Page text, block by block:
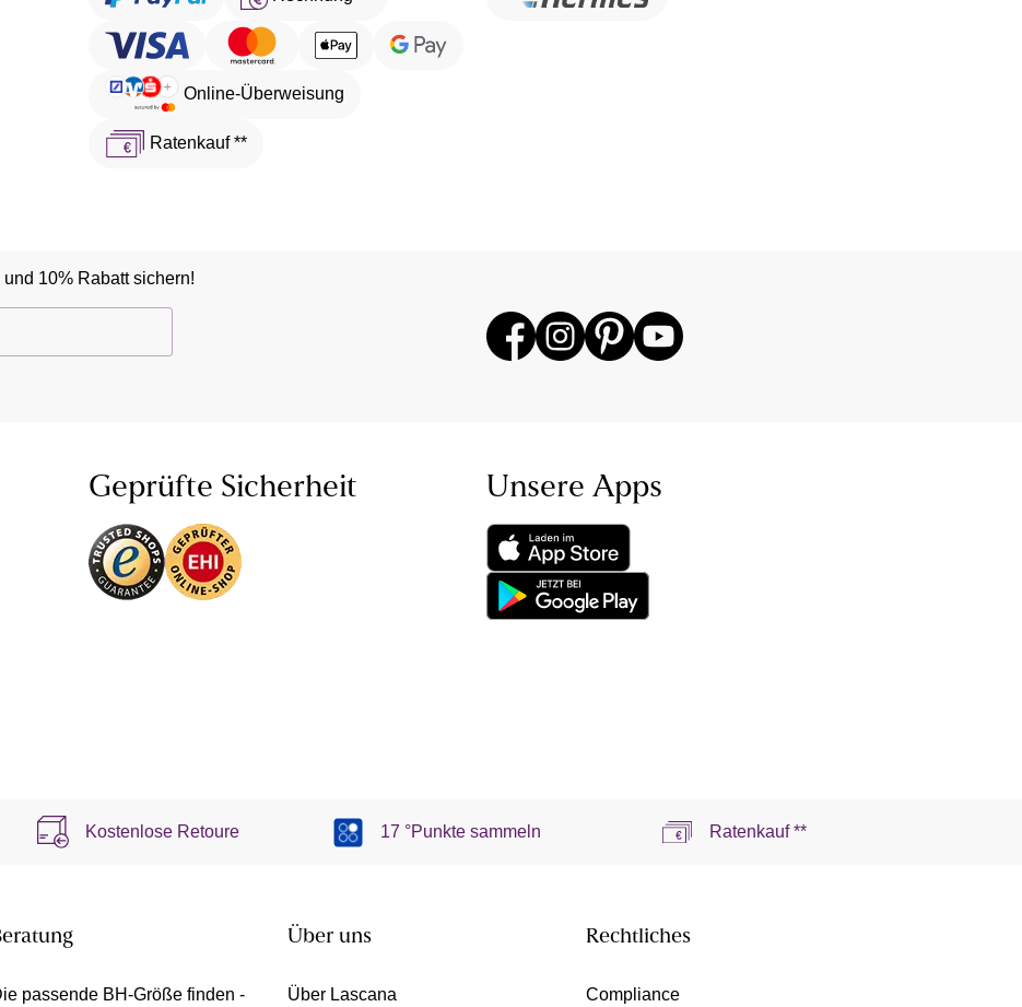
Online-Überweisung
Ratenkauf **
10% Rabatt sichern!
Geprüfte Sicherheit Unsere Apps
Kostenlose Retoure 17 °Punkte sammeln Ratenkauf **
passende BH-Größe finden -
Über uns
Über Lascana
Rechtliches
Compliance